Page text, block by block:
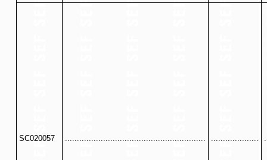
SC020057 ........................................................... ....................